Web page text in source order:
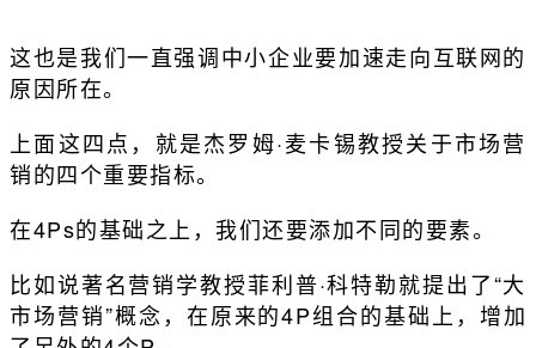
这也是我们一直强调中小企业要加速走向互联网的
原因所在。
上面这四点，就是杰罗姆·麦卡锡教授关于市场营
销的四个重要指标。
在4Ps的基础之上，我们还要添加不同的要素。
比如说著名营销学教授菲利普·科特勒就提出了“大
市场营销”概念，在原来的4P组合的基础上，增加